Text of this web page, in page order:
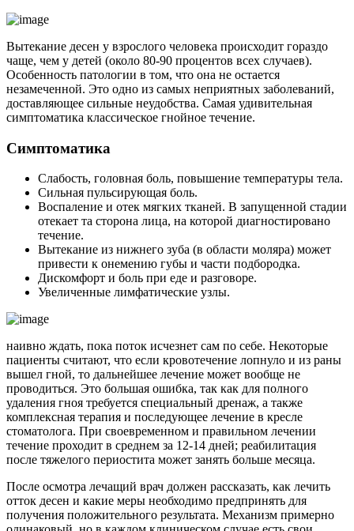
Вытекание десен у взрослого человека происходит гораздо
чаще, чем у детей (около 80-90 процентов всех случаев).
Особенность патологии в том, что она не остается
незамеченной. Это одно из самых неприятных заболеваний,
доставляющее сильные неудобства. Самая удивительная
симптоматика классическое гнойное течение.
Симптоматика
Слабость, головная боль, повышение температуры тела.
Сильная пульсирующая боль.
Воспаление и отек мягких тканей. В запущенной стадии
отекает та сторона лица, на которой диагностировано
течение.
Вытекание из нижнего зуба (в области моляра) может
привести к онемению губы и части подбородка.
Дискомфорт и боль при еде и разговоре.
Увеличенные лимфатические узлы.
наивно ждать, пока поток исчезнет сам по себе. Некоторые
пациенты считают, что если кровотечение лопнуло и из раны
вышел гной, то дальнейшее лечение может вообще не
проводиться. Это большая ошибка, так как для полного
удаления гноя требуется специальный дренаж, а также
комплексная терапия и последующее лечение в кресле
стоматолога. При своевременном и правильном лечении
течение проходит в среднем за 12-14 дней; реабилитация
после тяжелого периостита может занять больше месяца.
После осмотра лечащий врач должен рассказать, как лечить
отток десен и какие меры необходимо предпринять для
получения положительного результата. Механизм примерно